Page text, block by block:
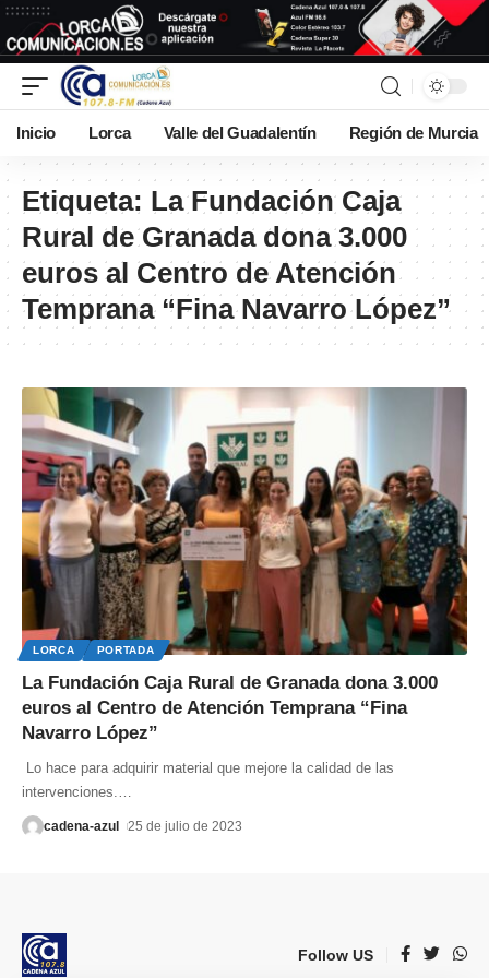
Inicio Lorca Valle del Guadalentín Región de Murcia
Etiqueta: La Fundación Caja
Rural de Granada dona 3.000
euros al Centro de Atención
Temprana “Fina Navarro López”
LORCA PORTADA
La Fundación Caja Rural de Granada dona 3.000
euros al Centro de Atención Temprana “Fina
Navarro López”
Lo hace para adquirir material que mejore la calidad de las
intervenciones.
cadena-azul 25 de julio de 2023
Follow US